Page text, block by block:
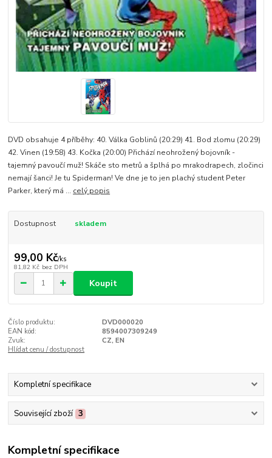
DVD obsahuje 4 příběhy: 40. Válka Goblinů (20:29) 41. Bod zlomu (20:29)
42. Vinen (19:58) 43. Kočka (20:00) Přichází neohrožený bojovník -
tajemný pavoučí muž! Skáče sto metrů a šplhá po mrakodrapech, zločinci
nemají šanci! Je tu Spiderman! Ve dne je to jen plachý student Peter
Parker, který má ... celý popis
Dostupnost skladem
99,00 Kč/ks
81,82 Kč bez DPH
Koupit
Číslo produktu:
DVD000020
EAN kód:
8594007309249
Zvuk:
CZ, EN
Hlídat cenu / dostupnost
Kompletní specifikace
Související zboží 3
Kompletní specifikace